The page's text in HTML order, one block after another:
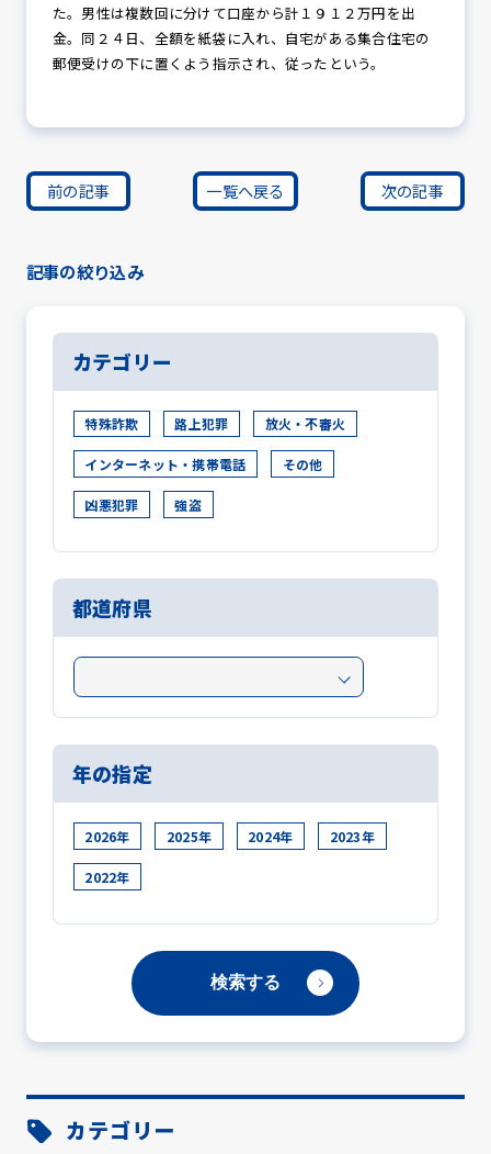
防犯協力会について
た。男性は複数回に分けて口座から計１９１２万円を出
金。同２４日、全額を紙袋に入れ、自宅がある集合住宅の
郵便受けの下に置くよう指示され、従ったという。
前の記事 一覧へ戻る 次の記事
記事の絞り込み
カテゴリー
特殊詐欺 路上犯罪 放火・不審火
インターネット・携帯電話 その他
凶悪犯罪 強盗
都道府県
年の指定
2026年 2025年 2024年 2023年
2022年
カテゴリー